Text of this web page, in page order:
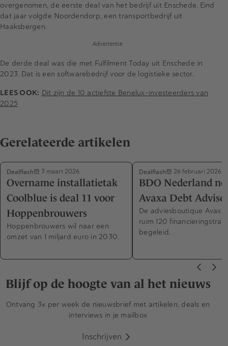
overgenomen, de eerste deal van het bedrijf uit Enschede. Eind
dat jaar volgde Noordendorp, een transportbedrijf uit
Haaksbergen.
Advertentie
De derde deal was die met Fulfilment Today uit Enschede in
2023. Dat is een softwarebedrijf voor de logistieke sector.
LEES OOK: Dit zijn de 10 actiefste Benelux-investeerders van
2025
Gerelateerde artikelen
Dealflash 3 maart 2026
Overname installatietak
Coolblue is deal 11 voor
Hoppenbrouwers
Hoppenbrouwers wil naar een
omzet van 1 miljard euro in 2030.
Dealflash 26 februari 2026
BDO Nederland
Avaxa Debt
De adviesboutique Avaxa
ruim 120
begeleid.
Blijf op de hoogte van al het nieuws
Ontvang 3x per week de nieuwsbrief met artikelen, deals en
interviews in je mailbox
Inschrijven